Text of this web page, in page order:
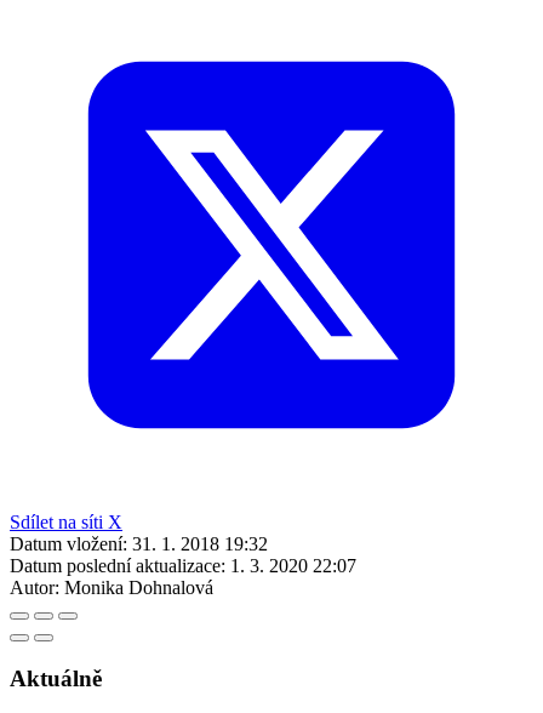
Sdílet na síti X
Datum vložení: 31. 1. 2018 19:32
Datum poslední aktualizace: 1. 3. 2020 22:07
Autor: Monika Dohnalová
Aktuálně